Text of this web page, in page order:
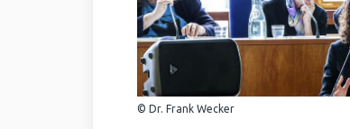
© Dr. Frank Wecker